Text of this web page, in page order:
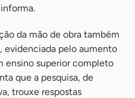
da mão de obra também
pelo aumento
ensino superior completo
que a pesquisa, de
trouxe respostas